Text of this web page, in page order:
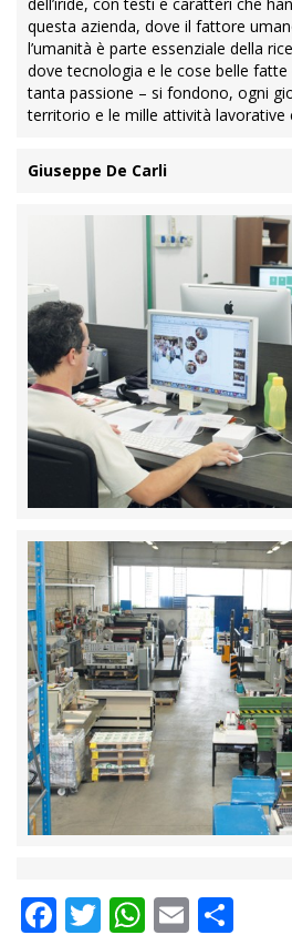
questa azienda, dove il fattore
l’umanità è parte essenziale della
dove tecnologia e le cose belle
tanta passione – si fondono, ogni
territorio e le mille attività lavorative
Giuseppe De Carli
Facebook
Twitter
WhatsApp
Email